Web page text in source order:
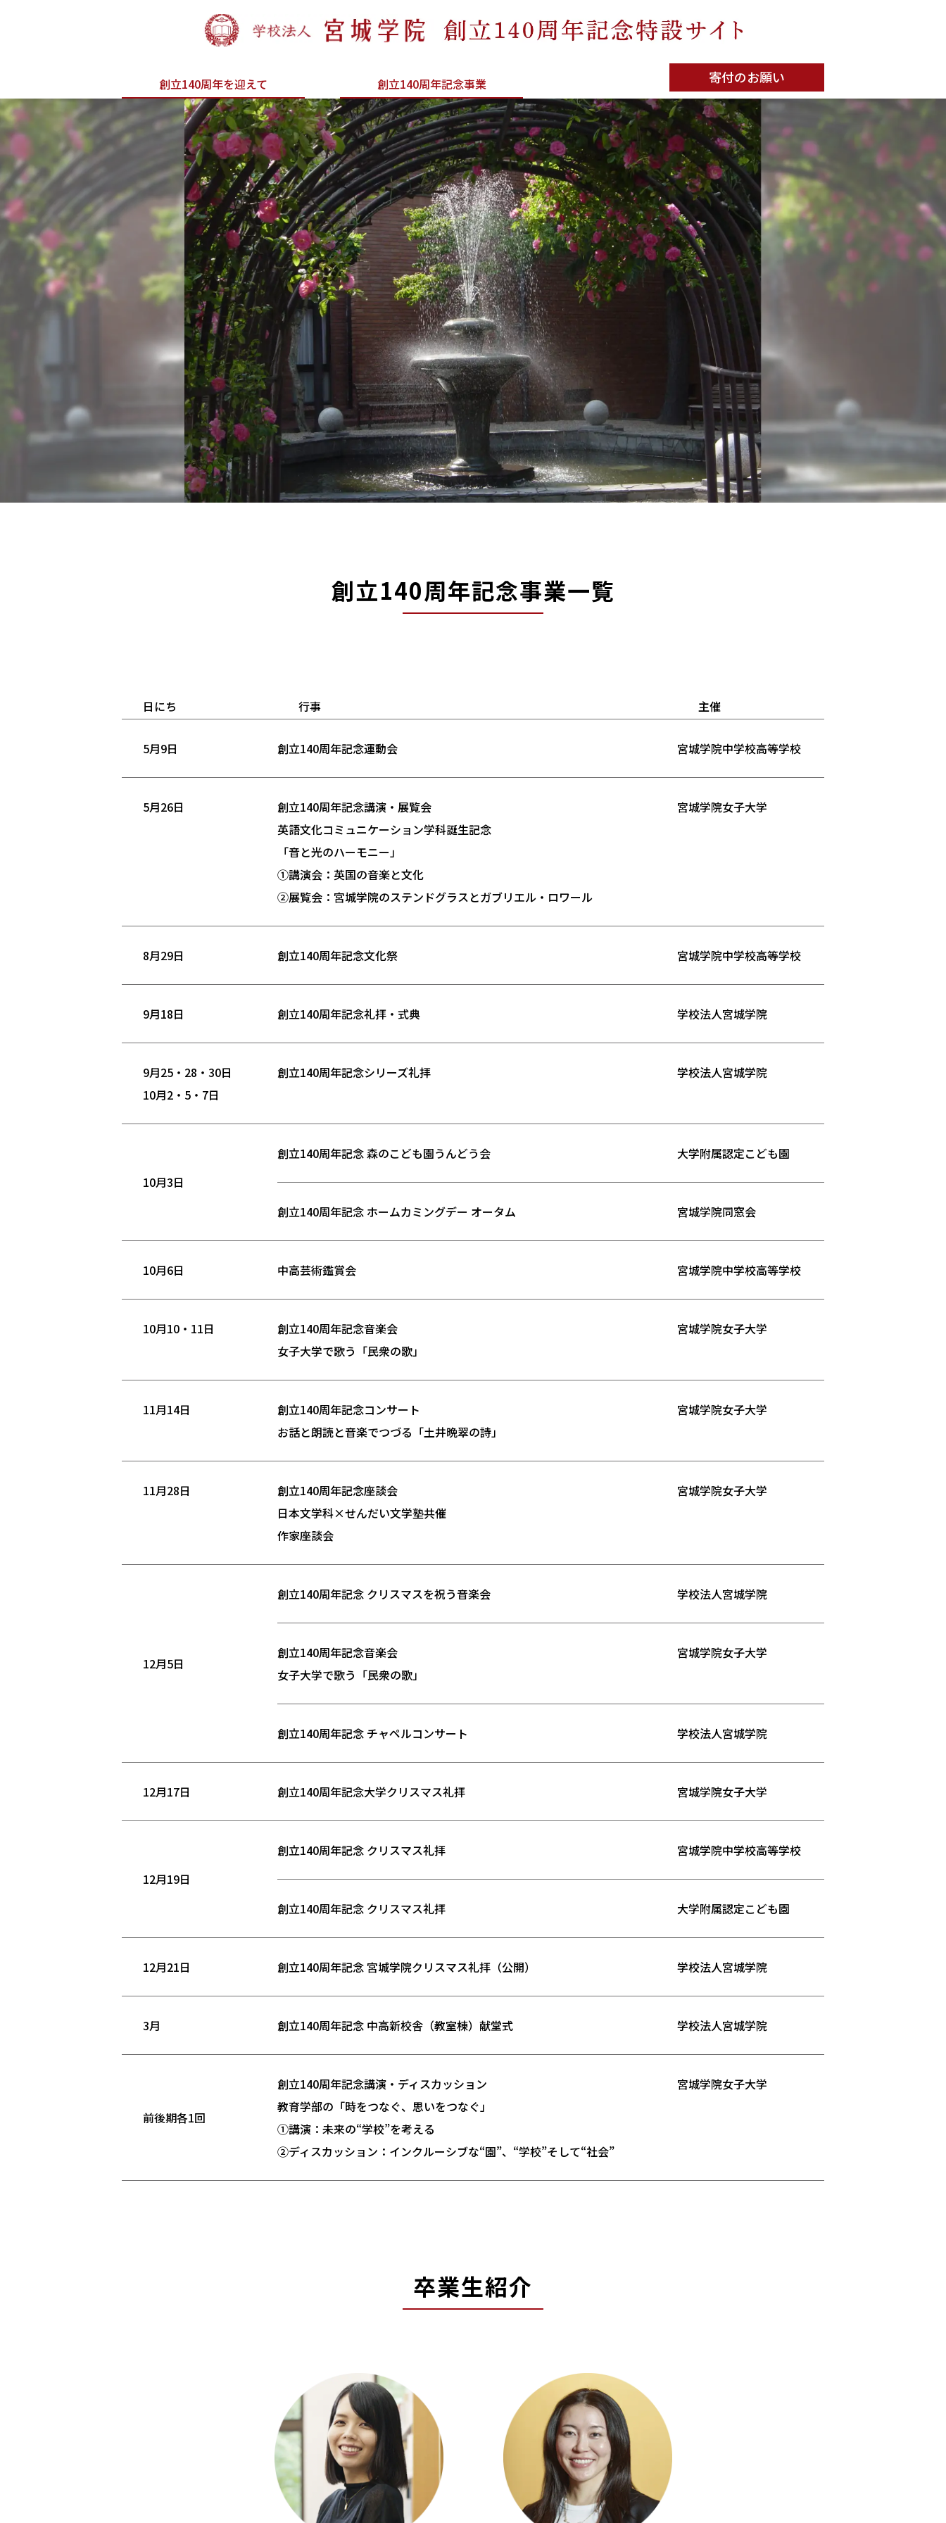
創立140周年を迎えて 創立140周年記念事業 寄付のお願い
創立140周年記念事業一覧
日にち 行事 主催
5月9日 創立140周年記念運動会 宮城学院中学校高等学校
5月26日
創立140周年記念講演・展覧会
英語文化コミュニケーション学科誕生記念
「音と光のハーモニー」
①講演会：英国の音楽と文化
②展覧会：宮城学院のステンドグラスとガブリエル・ロワール
宮城学院女子大学
8月29日 創立140周年記念文化祭 宮城学院中学校高等学校
9月18日 創立140周年記念礼拝・式典 学校法人宮城学院
9月25・28・30日
10月2・5・7日
創立140周年記念シリーズ礼拝 学校法人宮城学院
10月3日
創立140周年記念 森のこども園うんどう会 大学附属認定こども園
創立140周年記念 ホームカミングデー オータム 宮城学院同窓会
10月6日 中高芸術鑑賞会 宮城学院中学校高等学校
10月10・11日
創立140周年記念音楽会
女子大学で歌う「民衆の歌」
宮城学院女子大学
11月14日
創立140周年記念コンサート
お話と朗読と音楽でつづる「土井晩翠の詩」
宮城学院女子大学
11月28日
創立140周年記念座談会
日本文学科×せんだい文学塾共催
作家座談会
宮城学院女子大学
12月5日
創立140周年記念 クリスマスを祝う音楽会 学校法人宮城学院
創立140周年記念音楽会
女子大学で歌う「民衆の歌」
宮城学院女子大学
創立140周年記念 チャペルコンサート 学校法人宮城学院
12月17日 創立140周年記念大学クリスマス礼拝 宮城学院女子大学
12月19日
創立140周年記念 クリスマス礼拝 宮城学院中学校高等学校
創立140周年記念 クリスマス礼拝 大学附属認定こども園
12月21日 創立140周年記念 宮城学院クリスマス礼拝（公開） 学校法人宮城学院
3月 創立140周年記念 中高新校舎（教室棟）献堂式 学校法人宮城学院
前後期各1回
創立140周年記念講演・ディスカッション
教育学部の「時をつなぐ、思いをつなぐ」
①講演：未来の“学校”を考える
②ディスカッション：インクルーシブな“園”、“学校”そして“社会”
宮城学院女子大学
卒業生紹介